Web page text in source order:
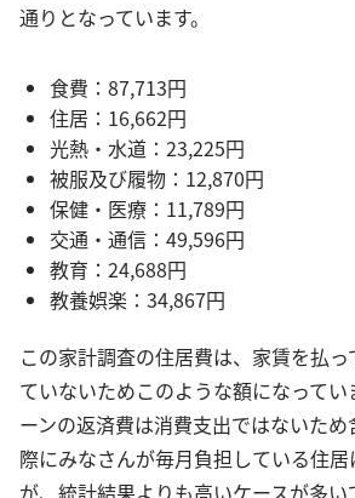
通りとなっています。
食費：87,713円
住居：16,662円
光熱・水道：23,225円
被服及び履物：12,870円
保健・医療：11,789円
交通・通信：49,596円
教育：24,688円
教養娯楽：34,867円
この家計調査の住居費は、家賃を払
ていないためこのような額になってい
ーンの返済費は消費支出ではないた
際にみなさんが毎月負担している住
が、統計結果よりも高いケースが多い